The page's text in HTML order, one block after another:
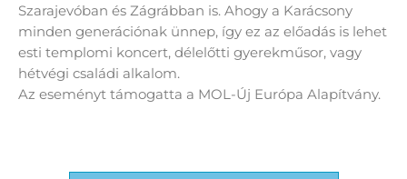
Szarajevóban és Zágrábban is. Ahogy a Karácsony
minden generációnak ünnep, így ez az előadás is lehet
esti templomi koncert, délelőtti gyerekműsor, vagy
hétvégi családi alkalom.
Az eseményt támogatta a MOL-Új Európa Alapítvány.